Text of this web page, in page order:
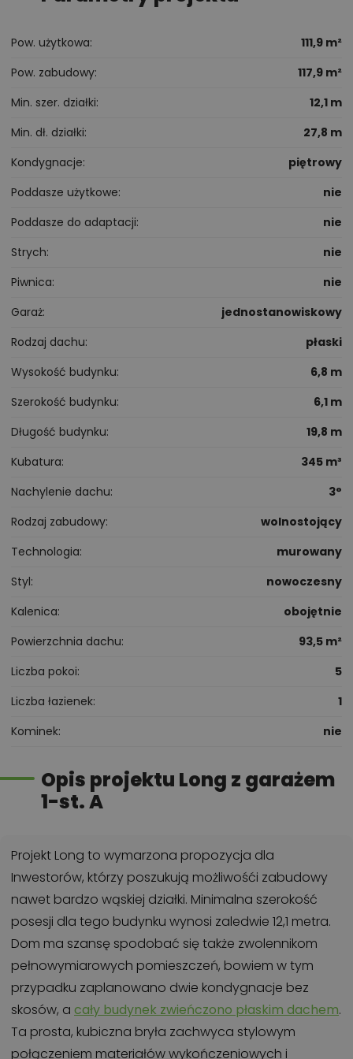
Pow. użytkowa
111,9 m²
Pow. zabudowy
117,9 m²
Min. szer. działki
12,1 m
Min. dł. działki
27,8 m
Kondygnacje
piętrowy
Poddasze użytkowe
nie
Poddasze do adaptacji
nie
Strych
nie
Piwnica
nie
Garaż
jednostanowiskowy
Rodzaj dachu
płaski
Wysokość budynku
6,8 m
Szerokość budynku
6,1 m
Długość budynku
19,8 m
Kubatura
345 m³
Nachylenie dachu
3°
Rodzaj zabudowy
wolnostojący
Technologia
murowany
Styl
nowoczesny
Kalenica
obojętnie
Powierzchnia dachu
93,5 m²
Liczba pokoi
5
Liczba łazienek
1
Kominek
nie
Opis projektu Long z garażem
1-st. A
Projekt Long to wymarzona propozycja dla
Inwestorów, którzy poszukują możliwośći zabudowy
nawet bardzo wąskiej działki. Minimalna szerokość
posesji dla tego budynku wynosi zaledwie 12,1 metra.
Dom ma szansę spodobać się także zwolennikom
pełnowymiarowych pomieszczeń, bowiem w tym
przypadku zaplanowano dwie kondygnacje bez
skosów, a cały budynek zwieńczono płaskim dachem.
Ta prosta, kubiczna bryła zachwyca stylowym
połączeniem materiałów wykończeniowych i